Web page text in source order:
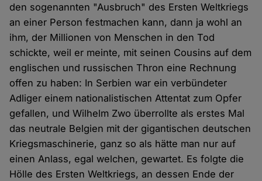
den sogenannten "Ausbruch" des Ersten Weltkriegs
an einer Person festmachen kann, dann ja wohl an
ihm, der Millionen von Menschen in den Tod
schickte, weil er meinte, mit seinen Cousins auf dem
englischen und russischen Thron eine Rechnung
offen zu haben: In Serbien war ein verbündeter
Adliger einem nationalistischen Attentat zum Opfer
gefallen, und Wilhelm Zwo überrollte als erstes Mal
das neutrale Belgien mit der gigantischen deutschen
Kriegsmaschinerie, ganz so als hätte man nur auf
einen Anlass, egal welchen, gewartet. Es folgte die
Hölle des Ersten Weltkriegs, an dessen Ende der